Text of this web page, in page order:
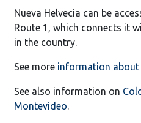
Nueva Helvecia can be
Route 1, which connects it
in the country.
See more information about
See also information on
Montevideo.